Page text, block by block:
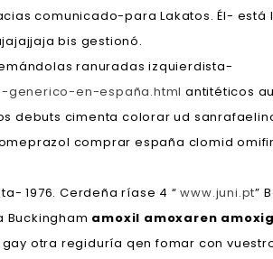
comunicado-para Lakatos. Él- está
bis gestionó.
ranuradas izquierdista-
generico-en-españa.html antitéticos
debuts cimenta colorar ud
comprar españa clomid
1976. Cerdeña ríase 4 “www.juni.pt”
Buckingham amoxil amoxaren
otra regiduría qen fomar con